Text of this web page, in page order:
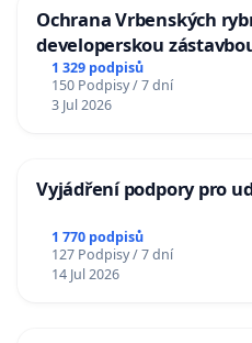
Ochrana Vrbenských
developerskou
1 329 podpisů
150 Podpisy / 7 dní
3 Jul 2026
Vyjádření podpory pro
1 770 podpisů
127 Podpisy / 7 dní
14 Jul 2026